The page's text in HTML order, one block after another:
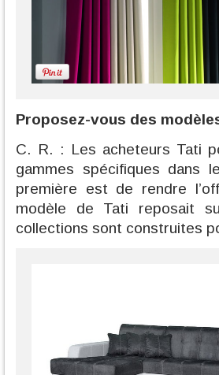
Proposez-vous des
C. R. : Les acheteurs Tati
gammes spécifiques dans
première est de rendre
modèle de Tati reposait
collections sont construites